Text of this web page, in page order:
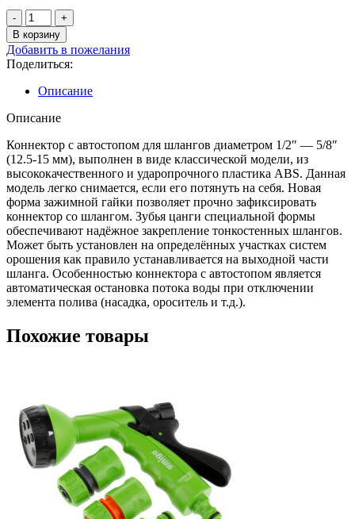
Количество
товара
Коннектор
1/2-
5/8
со
стопом
АР
aquapulse
В корзину
Добавить в пожелания
Поделиться:
Описание
Описание
Коннектор с автостопом для шлангов диаметром 1/2″ — 5/8″
(12.5-15 мм), выполнен в виде классической модели, из
высококачественного и ударопрочного пластика ABS. Данная
модель легко снимается, если его потянуть на себя. Новая
форма зажимной гайки позволяет прочно зафиксировать
коннектор со шлангом. Зубья цанги специальной формы
обеспечивают надёжное закрепление тонкостенных шлангов.
Может быть установлен на определённых участках систем
орошения как правило устанавливается на выходной части
шланга. Особенностью коннектора с автостопом является
автоматическая остановка потока воды при отключении
элемента полива (насадка, ороситель и т.д.).
Похожие товары